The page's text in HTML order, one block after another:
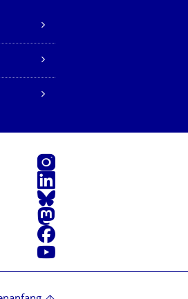
Instagram
LinkedIn
Bluesky
Mastodon
Facebook
Youtube